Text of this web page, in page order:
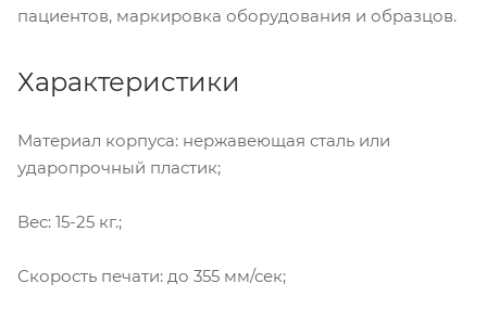
пациентов, маркировка оборудования и образцов.
Характеристики
Материал корпуса: нержавеющая сталь или
ударопрочный пластик;
Вес: 15-25 кг.;
Скорость печати: до 355 мм/сек;